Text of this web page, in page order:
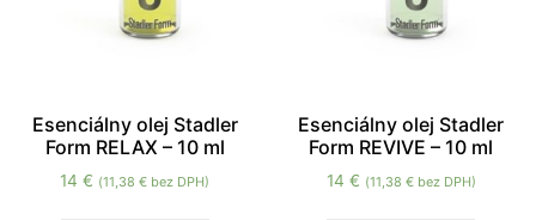
Esenciálny olej Stadler
Form RELAX – 10 ml
14€ (11,38€ bez DPH)
Esenciálny olej Stadler
Form REVIVE – 10 ml
14 € (11,38 €bez DPH)
In order for our
website to
as possible